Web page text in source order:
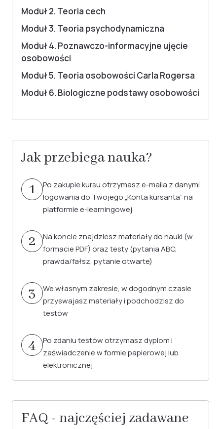
Moduł 2. Teoria cech
Moduł 3. Teoria psychodynamiczna
Moduł 4. Poznawczo-informacyjne ujęcie
osobowości
Moduł 5. Teoria osobowości Carla Rogersa
Moduł 6. Biologiczne podstawy osobowości
Jak przebiega nauka?
1
Po zakupie kursu otrzymasz e-maila z danymi
logowania do Twojego „Konta kursanta” na
platformie e-learningowej
2
Na koncie znajdziesz materiały do nauki (w
formacie PDF) oraz testy (pytania ABC,
prawda/fałsz, pytanie otwarte)
3
We własnym zakresie, w dogodnym czasie
przyswajasz materiały i podchodzisz do
testów
4
Po zdaniu testów otrzymasz dyplom i
zaświadczenie w formie papierowej lub
elektronicznej
FAQ - najczęściej zadawane